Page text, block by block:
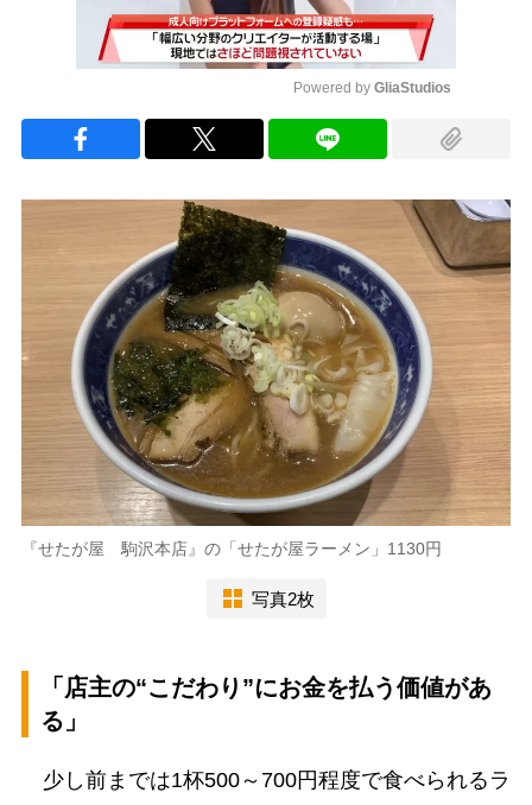
Powered by GliaStudios
『せたが屋 駒沢本店』の「せたが屋ラーメン」1130円
写真2枚
「店主の“こだわり”にお金を払う価値があ
る」
少し前までは1杯500～700円程度で食べられるラ